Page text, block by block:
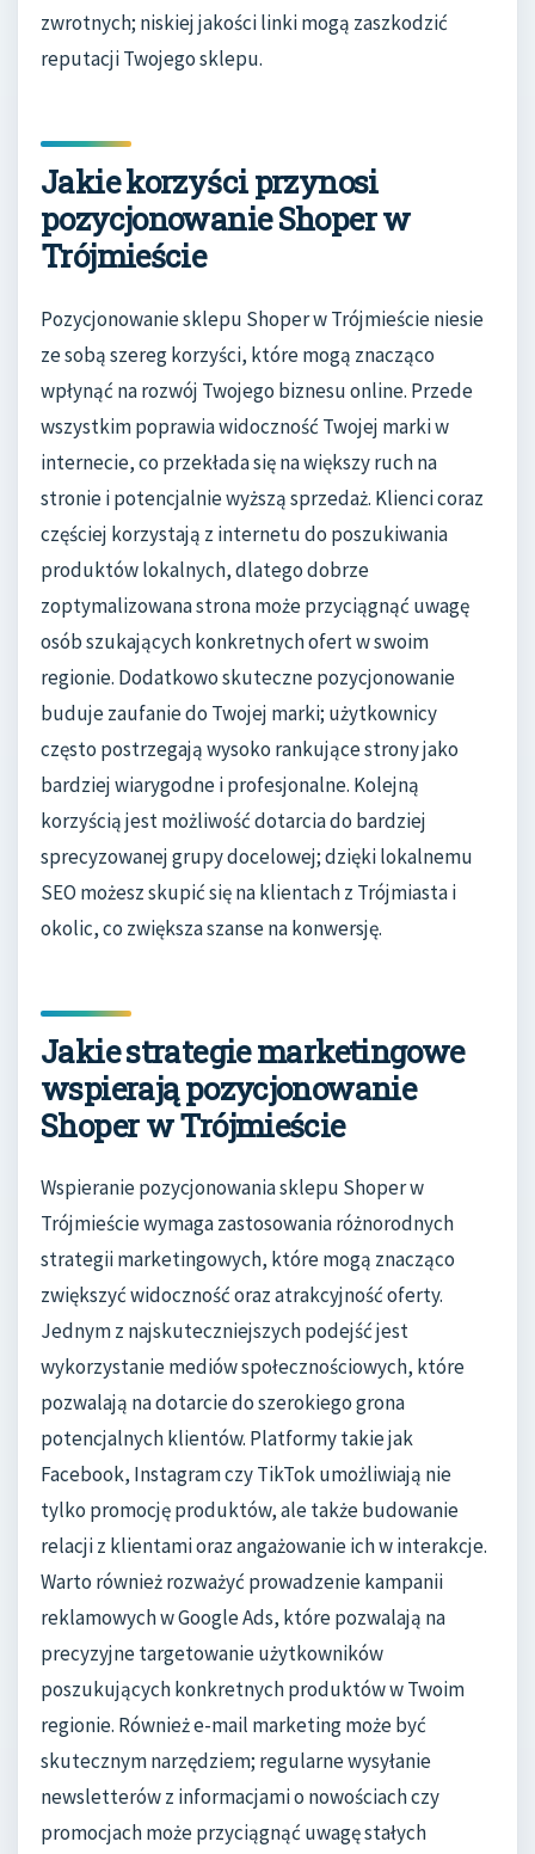
zwrotnych; niskiej jakości linki mogą zaszkodzić
reputacji Twojego sklepu.
Jakie korzyści przynosi
pozycjonowanie Shoper w
Trójmieście
Pozycjonowanie sklepu Shoper w Trójmieście niesie
ze sobą szereg korzyści, które mogą znacząco
wpłynąć na rozwój Twojego biznesu online. Przede
wszystkim poprawia widoczność Twojej marki w
internecie, co przekłada się na większy ruch na
stronie i potencjalnie wyższą sprzedaż. Klienci coraz
częściej korzystają z internetu do poszukiwania
produktów lokalnych, dlatego dobrze
zoptymalizowana strona może przyciągnąć uwagę
osób szukających konkretnych ofert w swoim
regionie. Dodatkowo skuteczne pozycjonowanie
buduje zaufanie do Twojej marki; użytkownicy
często postrzegają wysoko rankujące strony jako
bardziej wiarygodne i profesjonalne. Kolejną
korzyścią jest możliwość dotarcia do bardziej
sprecyzowanej grupy docelowej; dzięki lokalnemu
SEO możesz skupić się na klientach z Trójmiasta i
okolic, co zwiększa szanse na konwersję.
Jakie strategie marketingowe
wspierają pozycjonowanie
Shoper w Trójmieście
Wspieranie pozycjonowania sklepu Shoper w
Trójmieście wymaga zastosowania różnorodnych
strategii marketingowych, które mogą znacząco
zwiększyć widoczność oraz atrakcyjność oferty.
Jednym z najskuteczniejszych podejść jest
wykorzystanie mediów społecznościowych, które
pozwalają na dotarcie do szerokiego grona
potencjalnych klientów. Platformy takie jak
Facebook, Instagram czy TikTok umożliwiają nie
tylko promocję produktów, ale także budowanie
relacji z klientami oraz angażowanie ich w interakcje.
Warto również rozważyć prowadzenie kampanii
reklamowych w Google Ads, które pozwalają na
precyzyjne targetowanie użytkowników
poszukujących konkretnych produktów w Twoim
regionie. Również e-mail marketing może być
skutecznym narzędziem; regularne wysyłanie
newsletterów z informacjami o nowościach czy
promocjach może przyciągnąć uwagę stałych